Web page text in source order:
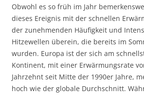
Obwohl es so früh im Jahr
dieses Ereignis mit der schnellen
der zunehmenden Häufigkeit und
Hitzewellen überein, die bereits im
wurden. Europa ist der sich am
Kontinent, mit einer Erwärmungsrate
Jahrzehnt seit Mitte der 1990er Jahre,
hoch wie der globale Durchschnitt.